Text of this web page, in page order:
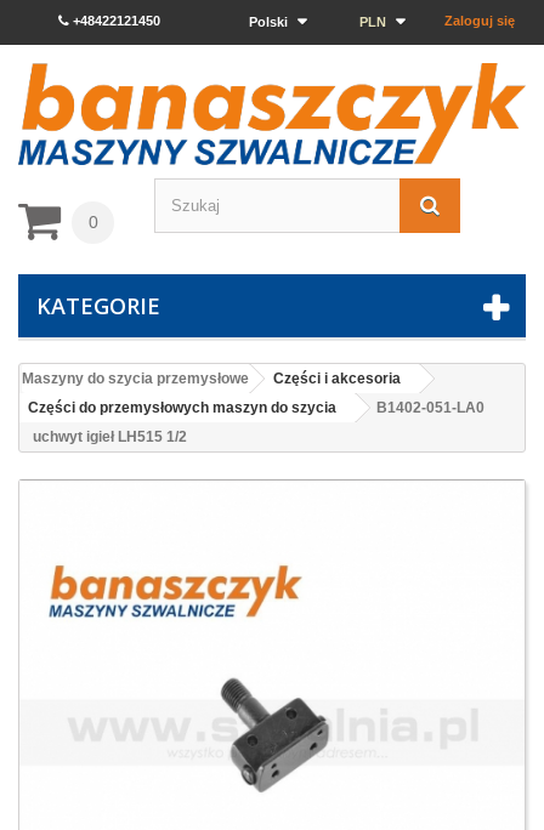
Zaloguj się
PLN
Polski
+48422121450
0
KATEGORIE
Maszyny do szycia przemysłowe
Części i akcesoria
Części do przemysłowych maszyn do szycia
B1402-051-LA0
uchwyt igieł LH515 1/2